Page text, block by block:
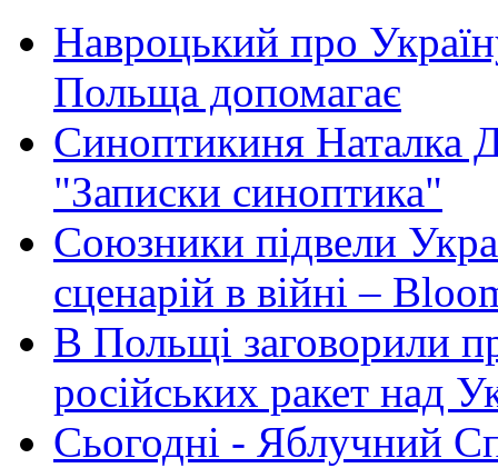
Навроцький про
Польща допомагає
Синоптикиня Наталка
"Записки синоптика"
Союзники підвели
сценарій в війні –
В Польщі заговорили
російських ракет над
Сьогодні - Яблучний